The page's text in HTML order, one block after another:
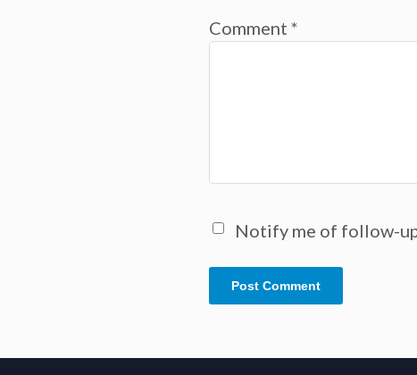
Comment *
Notify me of follow-